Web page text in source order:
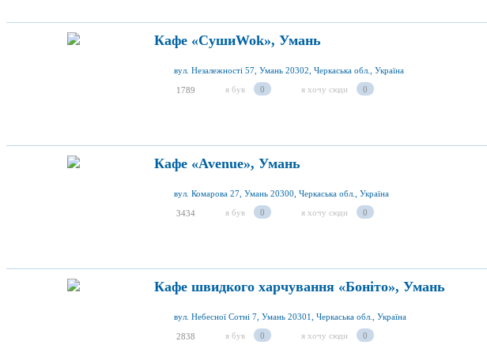
Кафе «СушиWok», Умань
вул. Незалежності 57, Умань 20302, Черкаська обл., Україна
1789 я був 0 я хочу сюди 0
Кафе «Avenue», Умань
вул. Комарова 27, Умань 20300, Черкаська обл., Україна
3434 я був 0 я хочу сюди 0
Кафе швидкого харчування «Боніто», Умань
вул. Небесної Сотні 7, Умань 20301, Черкаська обл., Україна
2838 я був 0 я хочу сюди 0